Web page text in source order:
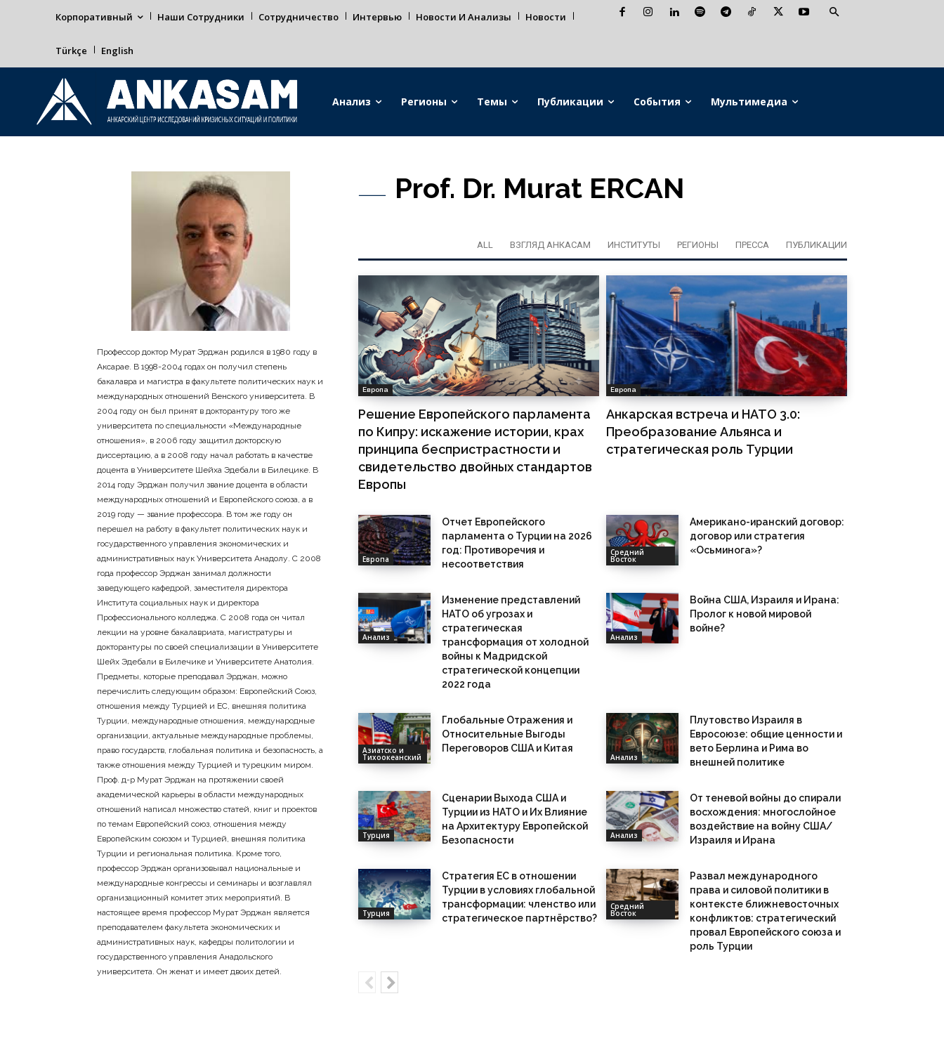
Корпоративный Наши Сотрудники Сотрудничество Интервью Новости И Анализы Новости
Türkçe English
Анализ Регионы Темы Публикации События Мультимедиа
Профессор доктор Мурат Эрджан родился в 1980 году в
Аксарае. В 1998-2004 годах он получил степень
бакалавра и магистра в факультете политических наук и
международных отношений Венского университета. В
2004 году он был принят в докторантуру того же
университета по специальности «Международные
отношения», в 2006 году защитил докторскую
диссертацию, а в 2008 году начал работать в качестве
доцента в Университете Шейха Эдебали в Билецике. В
2014 году Эрджан получил звание доцента в области
международных отношений и Европейского союза, а в
2019 году — звание профессора. В том же году он
перешел на работу в факультет политических наук и
государственного управления экономических и
административных наук Университета Анадолу. С 2008
года профессор Эрджан занимал должности
заведующего кафедрой, заместителя директора
Института социальных наук и директора
Профессионального колледжа. С 2008 года он читал
лекции на уровне бакалавриата, магистратуры и
докторантуры по своей специализации в Университете
Шейх Эдебали в Билечике и Университете Анатолия.
Предметы, которые преподавал Эрджан, можно
перечислить следующим образом: Европейский Союз,
отношения между Турцией и ЕС, внешняя политика
Турции, международные отношения, международные
организации, актуальные международные проблемы,
право государств, глобальная политика и безопасность, а
также отношения между Турцией и турецким миром.
Проф. д-р Мурат Эрджан на протяжении своей
академической карьеры в области международных
отношений написал множество статей, книг и проектов
по темам Европейский союз, отношения между
Европейским союзом и Турцией, внешняя политика
Турции и региональная политика. Кроме того,
профессор Эрджан организовывал национальные и
международные конгрессы и семинары и возглавлял
организационный комитет этих мероприятий. В
настоящее время профессор Мурат Эрджан является
преподавателем факультета экономических и
административных наук, кафедры политологии и
государственного управления Анадольского
университета. Он женат и имеет двоих детей.
Prof. Dr. Murat ERCAN
ALL ВЗГЛЯД АНКАСАМ ИНСТИТУТЫ РЕГИОНЫ ПРЕССА ПУБЛИКАЦИИ
Европа
Решение Европейского парламента
по Кипру: искажение истории, крах
принципа беспристрастности и
свидетельство двойных стандартов
Европы
Европа
Анкарская встреча и НАТО 3.0:
Преобразование Альянса и
стратегическая роль Турции
Европа
Отчет Европейского
парламента о Турции на 2026
год: Противоречия и
несоответствия
Средний
Восток
Американо-иранский договор:
договор или стратегия
«Осьминога»?
Анализ
Изменение представлений
НАТО об угрозах и
стратегическая
трансформация от холодной
войны к Мадридской
стратегической концепции
2022 года
Анализ
Война США, Израиля и Ирана:
Пролог к новой мировой
войне?
Азиатско и
Тихоокеанский
Глобальные Отражения и
Относительные Выгоды
Переговоров США и Китая
Анализ
Плутовство Израиля в
Евросоюзе: общие ценности и
вето Берлина и Рима во
внешней политике
Турция
Сценарии Выхода США и
Турции из НАТО и Их Влияние
на Архитектуру Европейской
Безопасности
Анализ
От теневой войны до спирали
восхождения: многослойное
воздействие на войну США/
Израиля и Ирана
Турция
Стратегия ЕС в отношении
Турции в условиях глобальной
трансформации: членство или
стратегическое партнёрство?
Средний
Восток
Развал международного
права и силовой политики в
контексте ближневосточных
конфликтов: стратегический
провал Европейского союза и
роль Турции